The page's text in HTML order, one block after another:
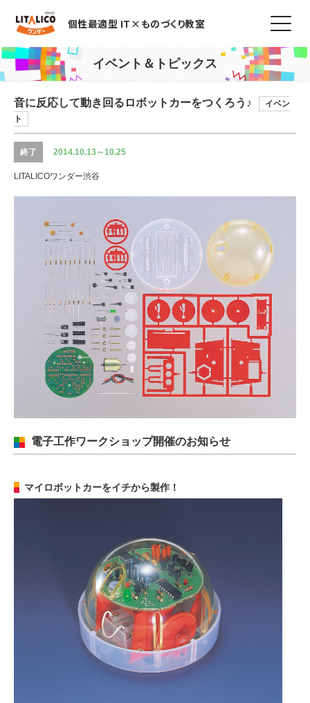
個性最適型 IT×ものづくり教室
イベント＆トピックス
音に反応して動き回るロボットカーをつくろう♪
イベン
ト
終了 2014.10.13～10.25
LITALICOワンダー渋谷
電子工作ワークショップ開催のお知らせ
マイロボットカーをイチから製作！